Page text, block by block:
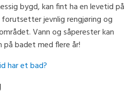
bygd, kan fint ha en levetid på
jevnlig rengjøring og
Vann og såperester kan
badet med flere år!
har et bad?